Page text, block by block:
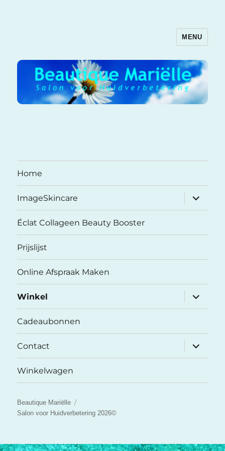
MENU
Home
ImageSkincare
submenu
Éclat Collageen Beauty Booster
Prijslijst
Online Afspraak Maken
Winkel
submenu
Cadeaubonnen
Contact
submenu
Winkelwagen
Beautique Mariëlle
Salon voor Huidverbetering 2026©